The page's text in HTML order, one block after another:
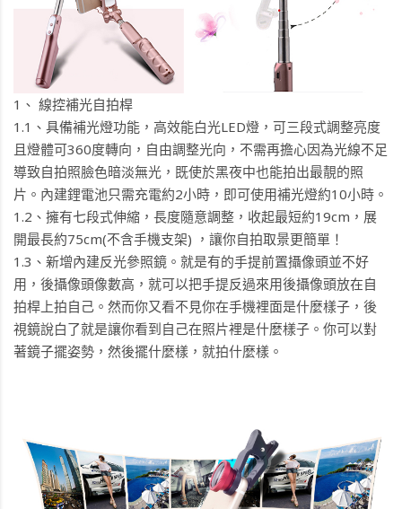
1、 線控補光自拍桿
1.1、具備補光燈功能，高效能白光LED燈，可三段式調整亮度
且燈體可360度轉向，自由調整光向，不需再擔心因為光線不足
導致自拍照臉色暗淡無光，既使於黑夜中也能拍出最靚的照
片。內建鋰電池只需充電約2小時，即可使用補光燈約10小時。
1.2、擁有七段式伸縮，長度隨意調整，收起最短約19cm，展
開最長約75cm(不含手機支架) ，讓你自拍取景更簡單！
1.3、新增內建反光參照鏡。就是有的手提前置攝像頭並不好
用，後攝像頭像數高，就可以把手提反過來用後攝像頭放在自
拍桿上拍自己。然而你又看不見你在手機裡面是什麼樣子，後
視鏡說白了就是讓你看到自己在照片裡是什麼樣子。你可以對
著鏡子擺姿勢，然後擺什麼樣，就拍什麼樣。